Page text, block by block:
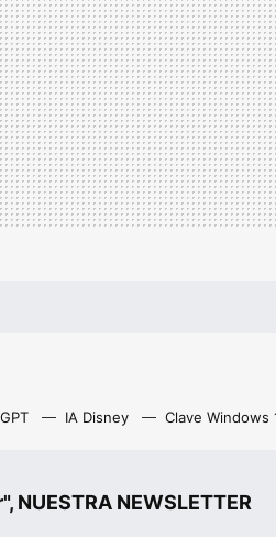
IA Disney Clave Windows
NUESTRA NEWSLETTER